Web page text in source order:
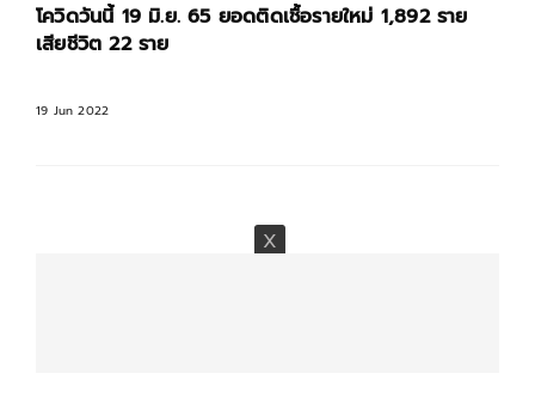
โควิดวันนี้ 19 มิ.ย. 65 ยอดติดเชื้อรายใหม่ 1,892 ราย
เสียชีวิต 22 ราย
19 Jun 2022